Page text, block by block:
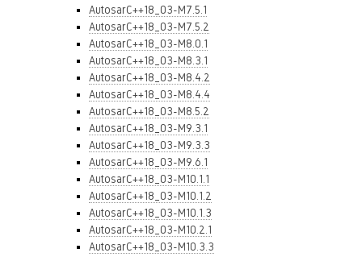
AutosarC++18_03-M7.5.1
AutosarC++18_03-M7.5.2
AutosarC++18_03-M8.0.1
AutosarC++18_03-M8.3.1
AutosarC++18_03-M8.4.2
AutosarC++18_03-M8.4.4
AutosarC++18_03-M8.5.2
AutosarC++18_03-M9.3.1
AutosarC++18_03-M9.3.3
AutosarC++18_03-M9.6.1
AutosarC++18_03-M10.1.1
AutosarC++18_03-M10.1.2
AutosarC++18_03-M10.1.3
AutosarC++18_03-M10.2.1
AutosarC++18_03-M10.3.3